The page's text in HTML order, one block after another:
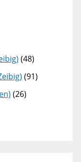
(48)
(91)
(26)